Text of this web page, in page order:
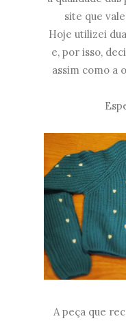
site que
Hoje utilizei
e, por isso,
assim como a
A peça que